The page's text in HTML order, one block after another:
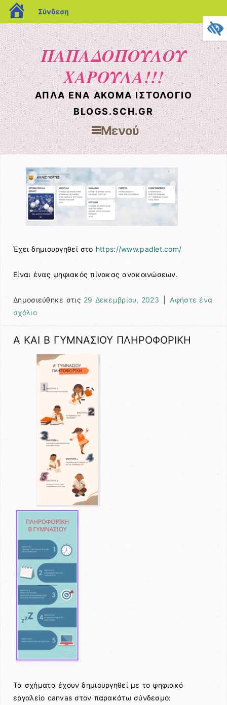
blogs.sch.gr
Σύνδεση
ΠΑΠΑΔΟΠΟΥΛΟΥ
ΧΑΡΟΥΛΑ!!!
ΑΠΛΆ ΈΝΑ ΑΚΌΜΑ ΙΣΤΟΛΌΓΙΟ
BLOGS.SCH.GR
Μενού
Μετάβαση στο περιεχόμενο
Έχει δημιουργηθεί στο https://www.padlet.com/
Είναι ένας ψηφιακός πίνακας ανακοινώσεων.
Δημοσιεύθηκε στις 29 Δεκεμβρίου, 2023
Αφήστε ένα
σχόλιο
Α ΚΑΙ Β ΓΥΜΝΑΣΙΟΥ ΠΛΗΡΟΦΟΡΙΚΗ
Τα σχήματα έχουν δημιουργηθεί με το ψηφιακό
εργαλείο canvas στον παρακάτω σύνδεσμο: